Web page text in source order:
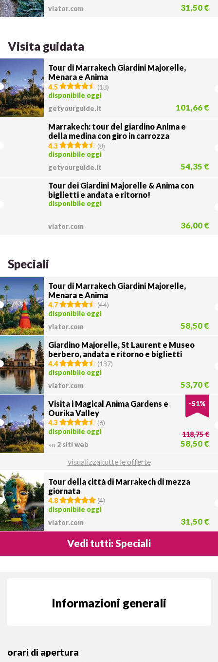
viator.com
31,50 €
Visita guidata
Tour di Marrakech Giardini Majorelle,
Menara e Anima
4.5 (13)
disponibile oggi
getyourguide.it
101,66 €
Marrakech: tour del giardino Anima e
della medina con giro in carrozza
4.3 (8)
disponibile oggi
getyourguide.it
54,35 €
Tour dei Giardini Majorelle & Anima con
biglietti e andata e ritorno!
disponibile oggi
viator.com 36,00 €
Speciali
Tour di Marrakech Giardini Majorelle,
Menara e Anima
4.7 (44)
disponibile oggi
viator.com
58,50 €
Giardino Majorelle, St Laurent e Museo
berbero, andata e ritorno e biglietti
4.4 (137)
disponibile oggi
viator.com
53,70 €
Visita i Magical Anima Gardens e
Ourika Valley
-51%
4.3 (6)
disponibile oggi
su 2 siti web
118,75 €
58,50 €
visualizza tutte le offerte
Tour della città di Marrakech di mezza
giornata
4.8 (4)
disponibile oggi
viator.com
31,50 €
Vedi tutti: Speciali
Informazioni generali
orari di apertura